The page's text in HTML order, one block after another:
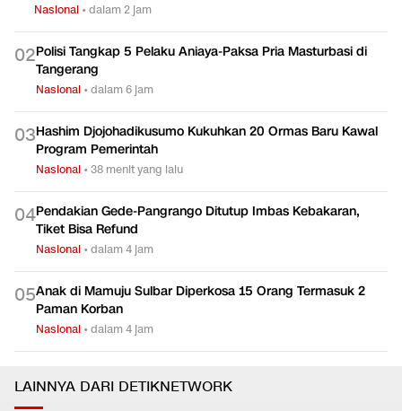
Nasional •dalam 2 jam
02Polisi Tangkap 5 Pelaku Aniaya-Paksa Pria Masturbasi di
Tangerang
Nasional •dalam 6 jam
03Hashim Djojohadikusumo Kukuhkan 20 Ormas Baru Kawal
Program Pemerintah
Nasional •38 menit yang lalu
04Pendakian Gede-Pangrango Ditutup Imbas Kebakaran,
Tiket Bisa Refund
Nasional •dalam 4 jam
05Anak di Mamuju Sulbar Diperkosa 15 Orang Termasuk 2
Paman Korban
Nasional •dalam 4 jam
LAINNYA DARI DETIKNETWORK